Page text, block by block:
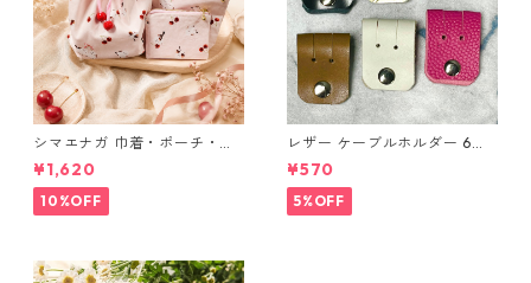
シマエナガ 巾着・ポーチ・ミ
ニポーチ(カード収納にも) ３
点セット さくらんぼ柄×淡いピ
ンク
¥1,620
10%OFF
レザー ケーブルホルダー 6個
セット
¥570
5%OFF